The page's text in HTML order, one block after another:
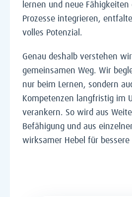
lernen und neue
Prozesse integrieren,
volles Potenzial.
Genau deshalb verstehen
gemeinsamen Weg. Wir
nur beim Lernen, sondern
Kompetenzen langfristig im
verankern. So wird aus
Befähigung und aus
wirksamer Hebel für bessere